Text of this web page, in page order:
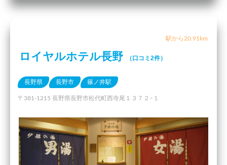
駅から20.91km
ロイヤルホテル長野 （口コミ2件）
長野県 長野市 篠ノ井駅
〒381-1215 長野県長野市松代町西寺尾１３７２−１